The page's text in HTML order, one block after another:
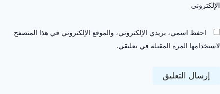
الإلكتروني
احفظ اسمي، بريدي الإلكتروني، والموقع الإلكتروني في هذا المتصفح
لاستخدامها المرة المقبلة في تعليقي.